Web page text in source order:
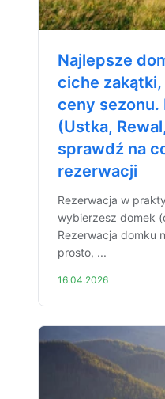
Najlepsze
ciche
ceny sezonu.
(Ustka,
sprawdź na
rezerwacji
Rezerwacja w
wybierzesz domek
Rezerwacja domku
prosto, ...
16.04.2026